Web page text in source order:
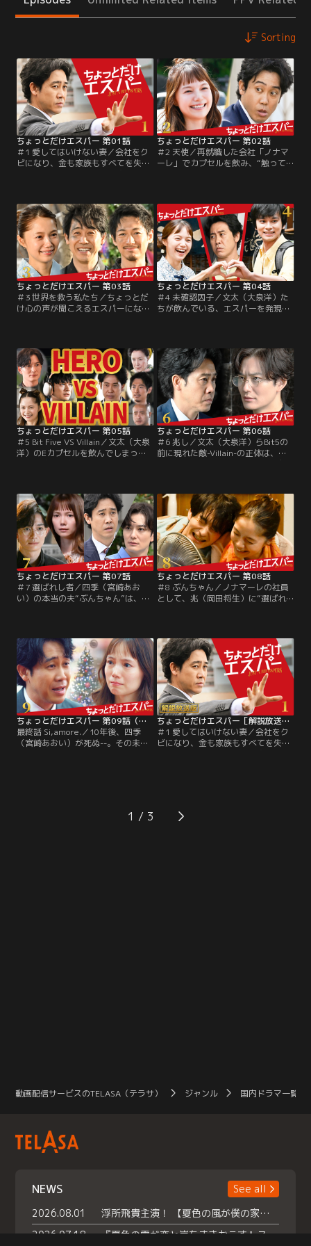
Sorting
ちょっとだけエスパー 第01話
＃1 愛してはいけない妻／会社をク
ビになり、金も家族もすべてを失っ
レ」という会社から面接の案内が届
く。最終面接で社長の兆（岡田将
生）が文太に与えた課題は、1粒の
カプセルを飲むこと。うろたえる文
太だが、ええい！と、そのカプセル
を飲み込むと、まさかの合格。
ちょっとだけエスパー 第02話
＃2 天使／再就職した会社「ノナマ
ーレ」でカプセルを飲み、“触って
された初ミッションをクリアしたも
のの、「これが世界を救う…？」と
腑に落ちない。さらに、【仮初の夫
婦】として共同生活をすることにな
った 妻・四季（宮崎あおい）は、よ
そよそしい文太に対して…。
ちょっとだけエスパー 第03話
＃3 世界を救う私たち／ちょっとだ
け心の声が聞こえるエスパーになっ
ン・フジオカ）と「ノナマーレ」
へ。そこで桜介に実は息子がいると
知ることに。さらに円寂（高畑淳
子）や半蔵（宇野祥平）それぞれが
抱える秘密も徐々に知ることにな
り…。
ちょっとだけエスパー 第04話
＃4 未確認因子／文太（大泉洋）た
ちが飲んでいる、エスパーを発現さ
ーになってしまうのではないか、と
気が気でない文太。なにか不思議な
ことが起こっていないか、それとな
く確認していると、四季は「いつも
誰かに見られている気がする」と言
い始める。
ちょっとだけエスパー 第05話
＃5 Bit Five VS Villain／文太（大泉
洋）のEカプセルを飲んでしまった
と吹いた息で文太は縁側まで吹っ飛
ばされて--。後日、たこっぴでは新
たに生まれた“吹っ飛ばしエスパ
ー・四季”を迎え入れ、たこ焼きパ
ーティーでどんちゃん騒ぎ。
ちょっとだけエスパー 第06話
＃6 兆し／文太（大泉洋）らBit5の
前に現れた敵-Villain-の正体は、市
松（北村匠海）、そして桜介（ディ
香）だった…！彼らも“ちょっとだけ
エスパー”であり、更に「文太たち
のミッションのせいで、1000万人が
死ぬ」と糾弾する。
ちょっとだけエスパー 第07話
＃7 選ばれし者／四季（宮崎あお
い）の本当の夫“ぶんちゃん”は、ボ
洋）は、兆に真相を問い詰めるべ
く、ノナマーレを乗り込む。そこ
で、触れようとした兆に実体がない
ことに気付いてしまう。
ちょっとだけエスパー 第08話
＃8 ぶんちゃん／ノナマーレの社員
として、兆（岡田将生）に“選ばれ
人間であること。未来（2055年）に
実体がある兆は、この2025年の世界
で誰とも結びつきがない、ディシジ
ョンツリーの外側にいる人間を使う
ことで…。
ちょっとだけエスパー 第09話（最終話）
最終話 Si,amore.／10年後、四季
（宮崎あおい）が死ぬ--。その未来
ませる」を遂行した。飲めば10年後
の悲劇を回避できる可能性はある
ちょっとだけエスパー［解説放送］ 第01話
＃1 愛してはいけない妻／会社をク
ビになり、金も家族もすべてを失っ
生）が文太に与えた課題は、1粒の
カプセルを飲むこと。うろたえる文
1
動画配信サービスのTELASA（テラサ） ジャンル 国内ドラマ一覧（
NEWS
See all
2026.08.01
浮所飛貴主演！ 【夏色の風が僕の家にやってきた】 本日よりテラサで独占配信スタート！
2026.07.18
『夏色の雲が恋と嵐をまきおこす』スペシャルメイキング 【Part1】2026年７月18日（土）23時30分～配信スタート！話題のシーンの裏側を大公開！豪華キャスト大集合！ 『武宮家 真夏の家族会議』開催！